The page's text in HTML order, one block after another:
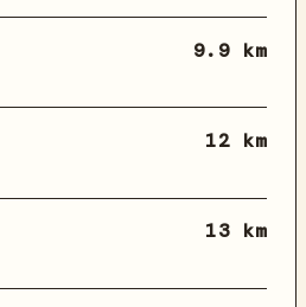
9.9 km
12 km
13 km